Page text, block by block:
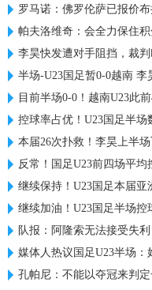
罗马诺：佛罗伦萨已报价
帕夫洛维奇：会全力保住
李昊快发遭对手阻挡，裁
半场-U23国足暂0-0越南
目前半场0-0！越南U23此
控球率占优！U23国足半场
本届26次扑救！李昊上半场
反常！国足U23前四场平均
继续保持！U23国足本届亚
继续加油！U23国足半场控
队报：阿隆索无法接受失利
媒体人热议国足U23半场：
孔帕尼：不能以夺冠来判定